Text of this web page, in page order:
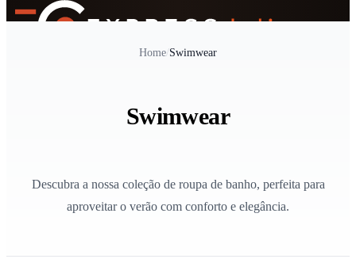
Home/Swimwear
Swimwear
Descubra a nossa coleção de roupa de banho, perfeita para
aproveitar o verão com conforto e elegância.